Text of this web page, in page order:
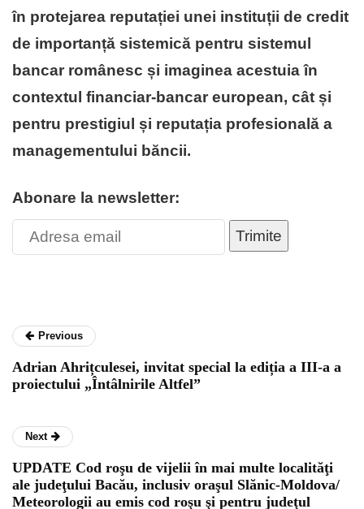
în protejarea reputației unei instituții de credit
de importanță sistemică pentru sistemul
bancar românesc și imaginea acestuia în
contextul financiar-bancar european, cât și
pentru prestigiul și reputația profesională a
managementului băncii.
Abonare la newsletter:
Trimite
Previous
Adrian Ahrițculesei, invitat special la ediția a III-a a
proiectului „Întâlnirile Altfel”
Next
UPDATE Cod roşu de vijelii în mai multe localităţi
ale judeţului Bacău, inclusiv oraşul Slănic-Moldova/
Meteorologii au emis cod roşu şi pentru judeţul